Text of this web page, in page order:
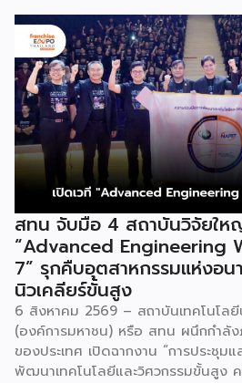
โดยมีแขกผู้มีเกียรติจากทั้งในประเทศแ
เข้าร่วมงาน ประกอบด้วยผู้บริหารองค์กร
ตลอดจนผู้แทนจากบริษัทแถวหน้าในห่
อุตสาหกรรมนม เพื่อร่วมกันขับเคลื่อน
พัฒนาอุตสาหกรรมนมโลกอย่างยั่งยื
หมายของวาระการพัฒนาที่ยั่งยืนของอ
พิธีเปิดการประชุมอุตสาหกรรมนมโลก
สหพันธ์วิทยาศาสตร์และเทคโนโลยีการ
ได้มอบป้ายประกาศเกียรติคุณและราง
ฮอตในฐานะ “World Dairy
อุตสาหกรรมนมโลก โดยในโอกาสนี้
กรรมการและประธานบริหาร Yili Group
ตัวแทนเพียงหนึ่งเดียวจากภาคอุตสา
นับตั้งแต่เมืองฮูฮอตได้รับการยกย่องใ
อุตสาหกรรมนมของจีนในปี 2548 จนก้
แห่งอุตสาหกรรมนมโลกในปี 2569
เคลื่อนความก้าวหน้าครั้งประวัติศาสตร์
ความยั่งยืน […]
สทน จับมือ 4 สถาบันวิจัยให
“Advanced Engineering
7” รุกคืบอุตสาหกรรมแห่งอ
นิวเคลียร์ขั้นสูง
6 สิงหาคม 2569 – สถาบันเทคโนโลยี
(องค์การมหาชน) หรือ สทน ผนึกกำลั
ของประเทศ เปิดฉากงาน “การประชุม
พัฒนาเทคโนโลยีและวิศวกรรมขั้นสูง